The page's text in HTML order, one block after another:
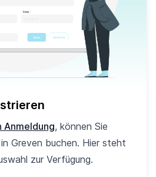
Anmeldung, können Sie
Greven buchen. Hier steht
zur Verfügung.